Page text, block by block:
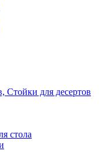
Стойки для десертов
стола